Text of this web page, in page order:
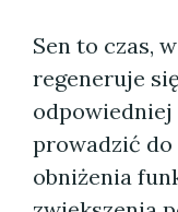
Sen to czas,
regeneruje
odpowiedniej
prowadzić do
obniżenia